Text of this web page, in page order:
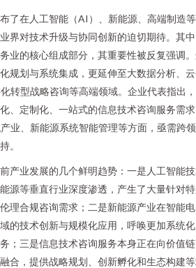
了在人工智能（AI）、新能源、高端制造
界对技术升级与协同创新的迫切期待。其
业的核心组成部分，其重要性被反复强调
规划与系统集成，更延伸至大数据分析、
转型战略咨询等高端领域。企业代表指出
、定制化、一站式的信息技术咨询服务需
业、新能源系统智能管理等方面，亟需跨
。
产业发展的几个鲜明趋势：一是人工智能
源等垂直行业深度渗透，产生了大量针对
理合规咨询需求；二是新能源产业在智能电
的技术创新与规模化应用，呼唤更加系统
；三是信息技术咨询服务本身正在向价值
合，提供战略规划、创新孵化和生态构建